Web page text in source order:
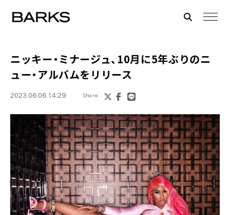
ニッキー・ミナージュ、10月に5年ぶりのニ
ュー・アルバムをリリース
2023.06.06 14:29 Share